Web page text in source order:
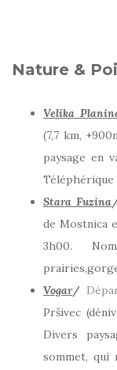
Nature &
Velika
(7,7 km,
paysage en
Téléphérique
Stara Fuzina
de Mostnica
3h00.
Vogar/
Pršivec
Divers
sommet, qui